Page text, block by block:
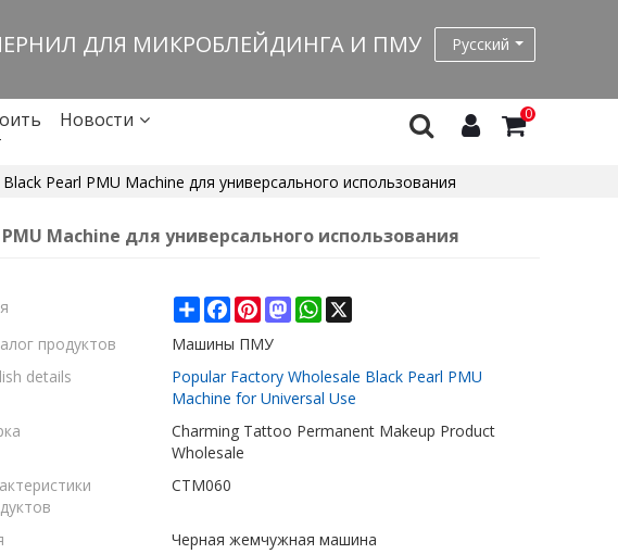
ДЛЯ МИКРОБЛЕЙДИНГА И ПМУ Русский
Новости
0
Pearl PMU Machine для универсального использования
Machine для универсального использования
ShareFacebook
PinterestMastodonWhatsApp
X
продуктов
Машины ПМУ
details
Popular Factory Wholesale Black Pearl PMU
Machine for Universal Use
Charming Tattoo Permanent Makeup Product
Wholesale
СТМ060
Черная жемчужная машина